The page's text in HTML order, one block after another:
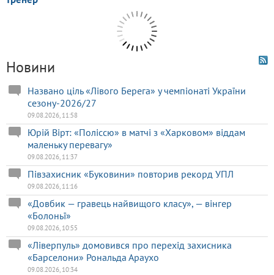
Новини
Названо ціль «Лівого Берега» у чемпіонаті України
сезону-2026/27
09.08.2026, 11:58
Юрій Вірт: «Поліссю» в матчі з «Харковом» віддам
маленьку перевагу»
09.08.2026, 11:37
Півзахисник «Буковини» повторив рекорд УПЛ
09.08.2026, 11:16
«Довбик — гравець найвищого класу», — вінгер
«Болоньї»
09.08.2026, 10:55
«Ліверпуль» домовився про перехід захисника
«Барселони» Рональда Араухо
09.08.2026, 10:34